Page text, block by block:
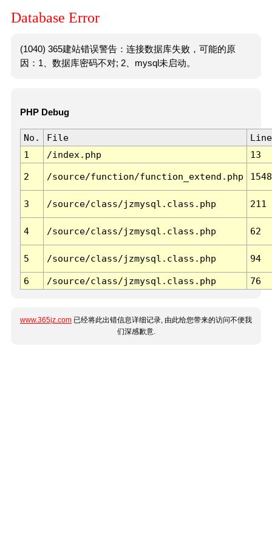
Database Error
(1040) 365建站错误警告：连接数据库失败，可能的原
因：1、数据库密码不对; 2、mysql未启动。
PHP Debug
No. File
Line
1
/index.php 13
2 /source/function/function_extend.php 1548
3 /source/class/jzmysql.class.php 211
4 /source/class/jzmysql.class.php 62
5 /source/class/jzmysql.class.php 94
6 /source/class/jzmysql.class.php 76
www.365jz.com 已经将此出错信息详细记录, 由此给您带来的访问不便我
们深感歉意.